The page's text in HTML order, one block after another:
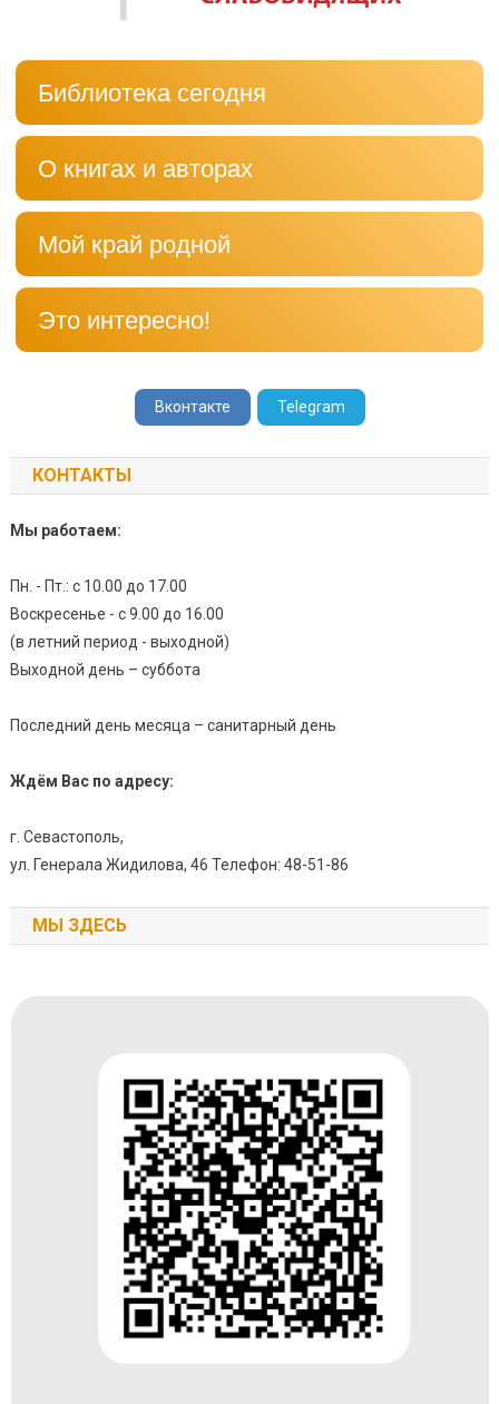
Библиотека сегодня
О книгах и авторах
Мой край родной
Это интересно!
Вконтакте Telegram
КОНТАКТЫ
Мы работаем:
Пн. - Пт.: с 10.00 до 17.00
Воскресенье - с 9.00 до 16.00
(в летний период - выходной)
Выходной день – суббота
Последний день месяца – санитарный день
Ждём Вас по адресу:
г. Севастополь,
ул. Генерала Жидилова, 46 Телефон: 48-51-86
МЫ ЗДЕСЬ